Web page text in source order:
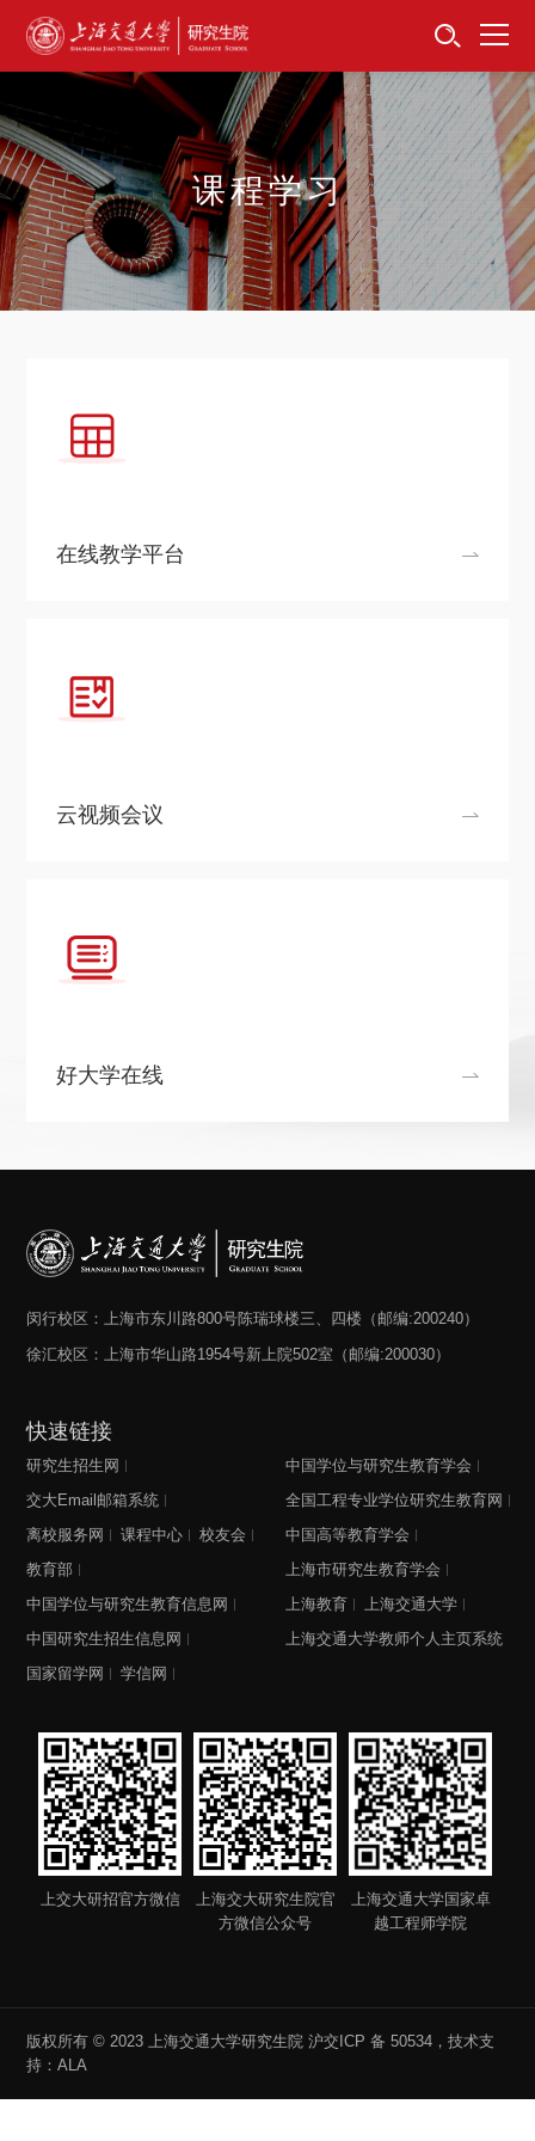
首页
招生工作
培养服务
学位学科
专项工作
关于我们
课程学习
在线教学平台
云视频会议
好大学在线
闵行校区：上海市东川路800号陈瑞球楼三、四楼（邮编:200240）
徐汇校区：上海市华山路1954号新上院502室（邮编:200030）
快速链接
研究生招生网
交大Email邮箱系统
离校服务网
课程中心
校友会
教育部
中国学位与研究生教育信息网
中国研究生招生信息网
国家留学网
学信网
中国学位与研究生教育学会
全国工程专业学位研究生教育网
中国高等教育学会
上海市研究生教育学会
上海教育
上海交通大学
上海交通大学教师个人主页系统
上交大研招官方微信
上海交大研究生院官
方微信公众号
上海交通大学国家卓
越工程师学院
版权所有 © 2023 上海交通大学研究生院沪交ICP 备 50534 ，技术支
持：ALA